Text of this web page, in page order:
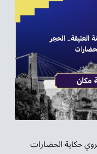
حكاية الحضارات